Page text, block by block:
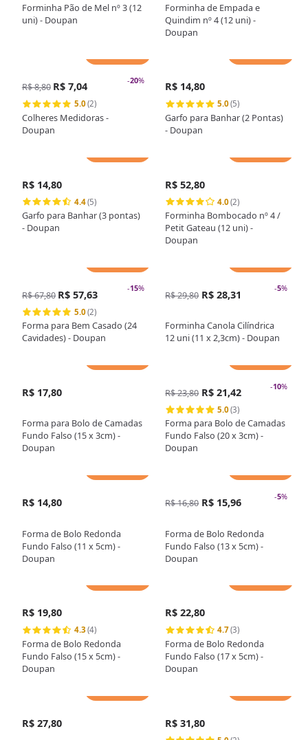
Forminha Pão de Mel nº 3 (12
uni) - Doupan
Forminha de Empada e
Quindim nº 4 (12 uni) -
Doupan
-20%
R$ 8,80 R$ 7,04
5.0(2)
Colheres Medidoras -
Doupan
R$ 14,80
5.0(5)
Garfo para Banhar (2 Pontas)
- Doupan
R$ 14,80
4.4(5)
Garfo para Banhar (3 pontas)
- Doupan
R$ 52,80
4.0(2)
Forminha Bombocado nº 4 /
Petit Gateau (12 uni) -
Doupan
-15%
R$ 67,80 R$ 57,63
5.0(2)
Forma para Bem Casado (24
Cavidades) - Doupan
-5%
R$ 29,80 R$ 28,31
Forminha Canola Cilíndrica
12 uni (11 x 2,3cm) - Doupan
R$ 17,80
Forma para Bolo de Camadas
Fundo Falso (15 x 3cm) -
Doupan
-10%
R$ 23,80 R$ 21,42
5.0(3)
Forma para Bolo de Camadas
Fundo Falso (20 x 3cm) -
Doupan
R$ 14,80
Forma de Bolo Redonda
Fundo Falso (11 x 5cm) -
Doupan
-5%
R$ 16,80 R$ 15,96
Forma de Bolo Redonda
Fundo Falso (13 x 5cm) -
Doupan
R$ 19,80
4.3(4)
Forma de Bolo Redonda
Fundo Falso (15 x 5cm) -
Doupan
R$ 22,80
4.7(3)
Forma de Bolo Redonda
Fundo Falso (17 x 5cm) -
Doupan
R$ 27,80 R$ 31,80